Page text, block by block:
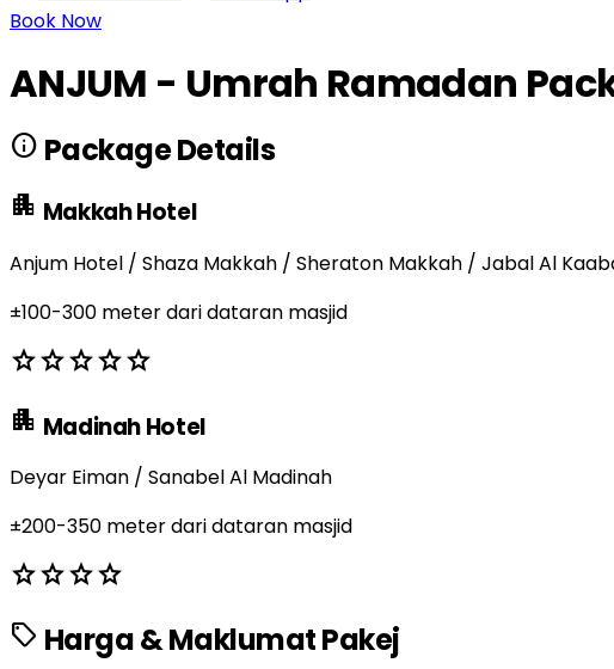
Book Now
ANJUM - Umrah Ramadan
info Package Details
apartment Makkah Hotel
Anjum Hotel / Shaza Makkah / Sheraton Makkah / Jabal Al
±100-300 meter dari dataran masjid
starstarstarstarstar
apartment Madinah Hotel
Deyar Eiman / Sanabel Al Madinah
±200-350 meter dari dataran masjid
starstarstarstar
sell Harga & Maklumat Pakej